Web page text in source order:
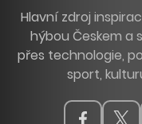
Hlavní zdroj
hýbou Českem a
přes technologie,
sport,